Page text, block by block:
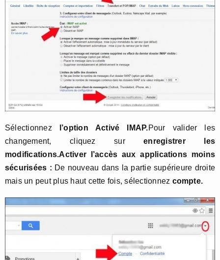
Sélectionnez l’option Activé IMAP.Pour valider les
changement, cliquez surenregistrer les
modifications.Activer l’accès aux applications moins
sécurisées : De nouveau dans la partie supérieure droite
mais un peut plus haut cette fois, sélectionnez compte.